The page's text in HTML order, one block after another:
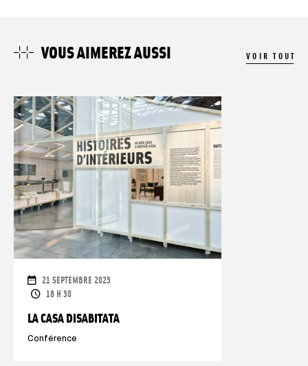
VOUS AIMEREZ AUSSI VOIR TOUT
LA CASA DISABITATA
Conférence
DATES
21 SEPTEMBRE 2023
HORAIRES
18 H 30